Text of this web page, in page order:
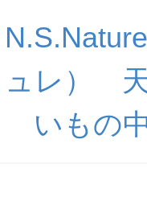
ュレ）
いもの